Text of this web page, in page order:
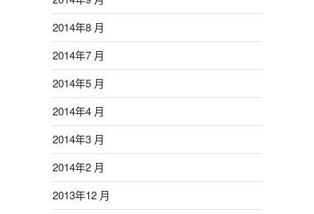
2014年8 月
2014年7 月
2014年5 月
2014年4 月
2014年3 月
2014年2 月
2013年12 月